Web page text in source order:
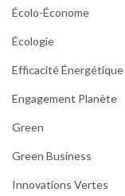
Écolo-Économe
Écologie
Efficacité Énergétique
Engagement Planète
Green
Green Business
Innovations Vertes